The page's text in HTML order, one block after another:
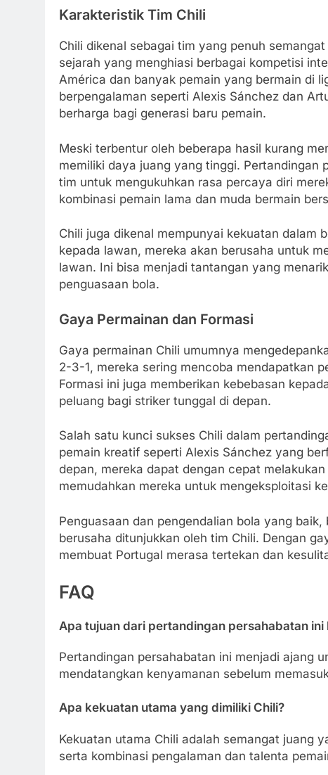
Karakteristik Tim Chili
Chili dikenal sebagai tim yang penuh
sejarah yang menghiasi berbagai kompetisi
América dan banyak pemain yang bermain di
berpengalaman seperti Alexis Sánchez dan
berharga bagi generasi baru pemain.
Meski terbentur oleh beberapa hasil kurang
memiliki daya juang yang tinggi. Pertandingan
tim untuk mengukuhkan rasa percaya diri
kombinasi pemain lama dan muda bermain
Chili juga dikenal mempunyai kekuatan dalam
kepada lawan, mereka akan berusaha untuk
lawan. Ini bisa menjadi tantangan yang
penguasaan bola.
Gaya Permainan dan Formasi
Gaya permainan Chili umumnya
2-3-1, mereka sering mencoba mendapatkan
Formasi ini juga memberikan kebebasan
peluang bagi striker tunggal di depan.
Salah satu kunci sukses Chili dalam
pemain kreatif seperti Alexis Sánchez yang
depan, mereka dapat dengan cepat
memudahkan mereka untuk mengeksploitasi
Penguasaan dan pengendalian bola yang
berusaha ditunjukkan oleh tim Chili. Dengan
membuat Portugal merasa tertekan dan
FAQ
Apa tujuan dari pertandingan persahabatan ini
Pertandingan persahabatan ini menjadi ajang
mendatangkan kenyamanan sebelum
Apa kekuatan utama yang dimiliki Chili?
Kekuatan utama Chili adalah semangat juang
serta kombinasi pengalaman dan talenta